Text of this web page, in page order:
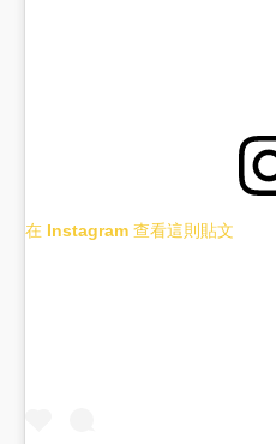
在 Instagram 查看這則貼文